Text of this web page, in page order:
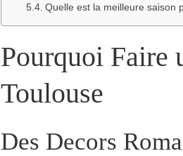
Quelle est la meilleure saison
Pourquoi Faire
Toulouse
Des Decors